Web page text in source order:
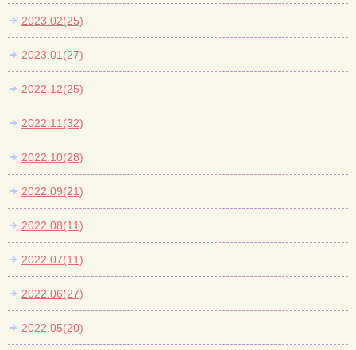
2023.02(25)
2023.01(27)
2022.12(25)
2022.11(32)
2022.10(28)
2022.09(21)
2022.08(11)
2022.07(11)
2022.06(27)
2022.05(20)